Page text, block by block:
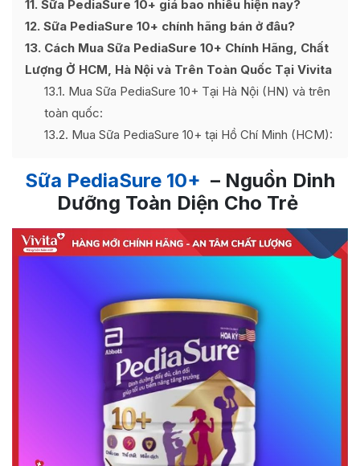
11 Sữa PediaSure 10+ giá bao nhiêu hiện nay?
12 Sữa PediaSure 10+ chính hãng bán ở đâu?
13 Cách Mua Sữa PediaSure 10+ Chính Hãng, Chất
Lượng Ở HCM, Hà Nội và Trên Toàn Quốc Tại Vivita
13.1 Mua Sữa PediaSure 10+ Tại Hà Nội (HN) và trên
toàn quốc:
13.2 Mua Sữa PediaSure 10+ tại Hồ Chí Minh (HCM):
Sữa PediaSure 10+ – Nguồn Dinh
Dưỡng Toàn Diện Cho Trẻ